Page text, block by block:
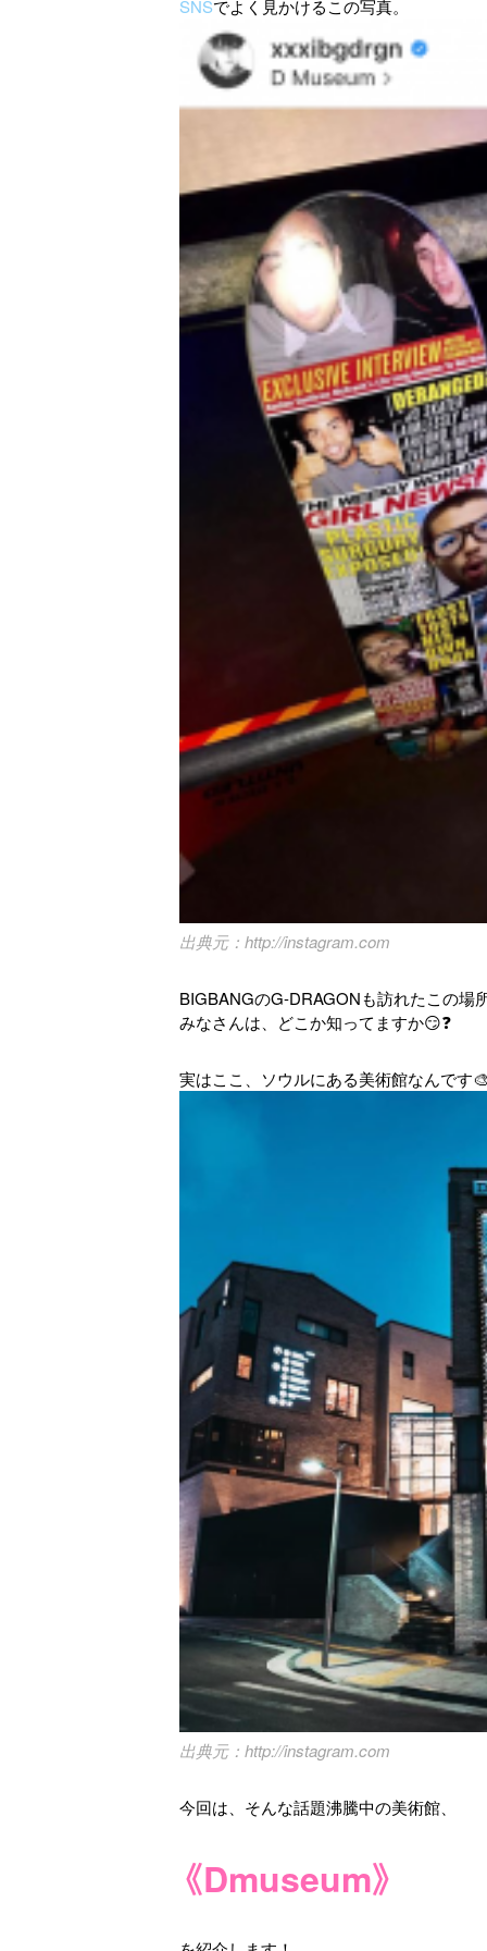
SNSでよく見かけるこの写真。
http://instagram.com
BIGBANGのG-DRAGONも訪れたこの場
みなさんは、どこか知ってますか😏❓
実はここ、ソウルにある美術館なんです
http://instagram.com
今回は、そんな話題沸騰中の美術館、
《Dmuseum》